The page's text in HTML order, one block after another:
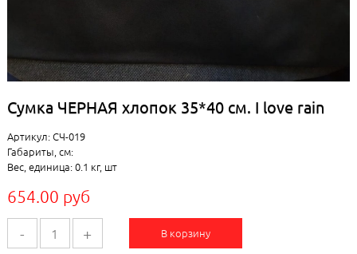
Сумка ЧЕРНАЯ хлопок 35*40 см. I love rain
Артикул: СЧ-019
Габариты, см:
Вес, единица: 0.1 кг, шт
654.00 руб
- + В корзину